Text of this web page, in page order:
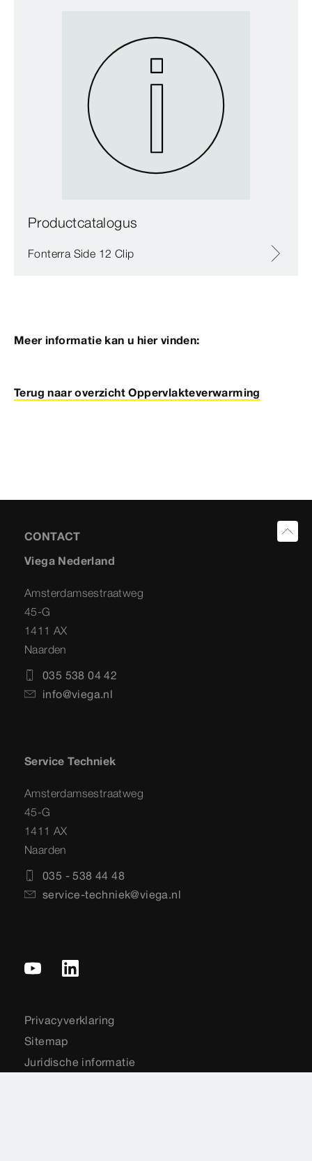
Productcatalogus
Fonterra Side 12 Clip
Meer informatie kan u hier vinden:
Terug naar overzicht Oppervlakteverwarming
CONTACT
Viega Nederland
Amsterdamsestraatweg
45-G
1411 AX
Naarden
035 538 04 42
info@viega.nl
Service Techniek
Amsterdamsestraatweg
45-G
1411 AX
Naarden
035 - 538 44 48
service-techniek@viega.nl
Privacyverklaring
Sitemap
Juridische informatie